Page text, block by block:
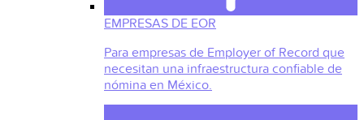
EMPRESAS DE EOR
Para empresas de Employer of Record que
necesitan una infraestructura confiable de
nómina en México.